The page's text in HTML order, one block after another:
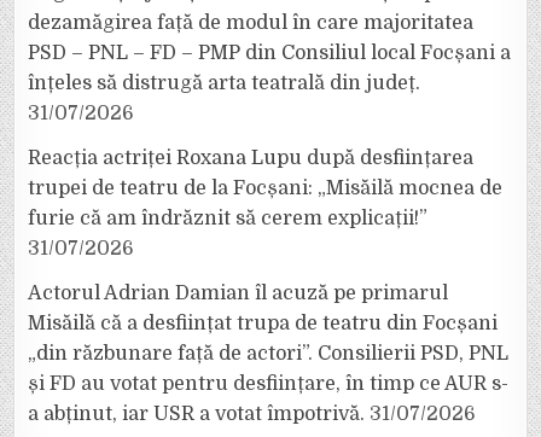
dezamăgirea față de modul în care majoritatea
PSD – PNL – FD – PMP din Consiliul local Focșani a
înțeles să distrugă arta teatrală din județ.
31/07/2026
Reacția actriței Roxana Lupu după desființarea
trupei de teatru de la Focșani: „Misăilă mocnea de
furie că am îndrăznit să cerem explicații!”
31/07/2026
Actorul Adrian Damian îl acuză pe primarul
Misăilă că a desființat trupa de teatru din Focșani
„din răzbunare față de actori”. Consilierii PSD, PNL
și FD au votat pentru desființare, în timp ce AUR s-
a abținut, iar USR a votat împotrivă. 31/07/2026